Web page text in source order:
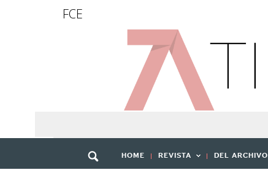
FCE
HOME REVISTA DEL ARCHIVO